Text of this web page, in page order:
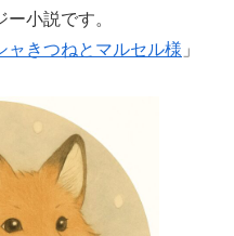
小説です。
ャきつねとマルセル様 」